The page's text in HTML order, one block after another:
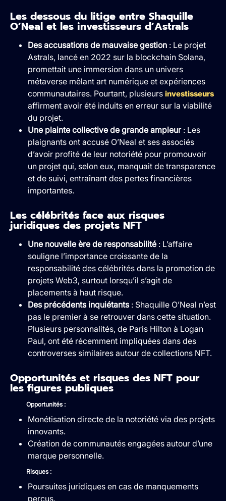
Les dessous du litige entre Shaquille
O’Neal et les investisseurs d’Astrals
Des accusations de mauvaise gestion : Le projet
Astrals, lancé en 2022 sur la blockchain Solana,
promettait une immersion dans un univers
métaverse mêlant art numérique et expériences
communautaires. Pourtant, plusieurs investisseurs
affirment avoir été induits en erreur sur la viabilité
du projet.
Une plainte collective de grande ampleur: Les
plaignants ont accusé O’Neal et ses associés
d’avoir profité de leur notoriété pour promouvoir
un projet qui, selon eux, manquait de transparence
et de suivi, entraînant des pertes financières
importantes.
Les célébrités face aux risques
juridiques des projets NFT
Une nouvelle ère de responsabilité : L’affaire
souligne l’importance croissante de la
responsabilité des célébrités dans la promotion de
projets Web3, surtout lorsqu’il s’agit de
placements à haut risque.
Des précédents inquiétants: Shaquille O’Neal n’est
pas le premier à se retrouver dans cette situation.
Plusieurs personnalités, de Paris Hilton à Logan
Paul, ont été récemment impliquées dans des
controverses similaires autour de collections NFT.
Opportunités et risques des NFT pour
les figures publiques
Opportunités :
Monétisation directe de la notoriété via des projets
innovants.
Création de communautés engagées autour d’une
marque personnelle.
Risques :
Poursuites juridiques en cas de manquements
perçus.